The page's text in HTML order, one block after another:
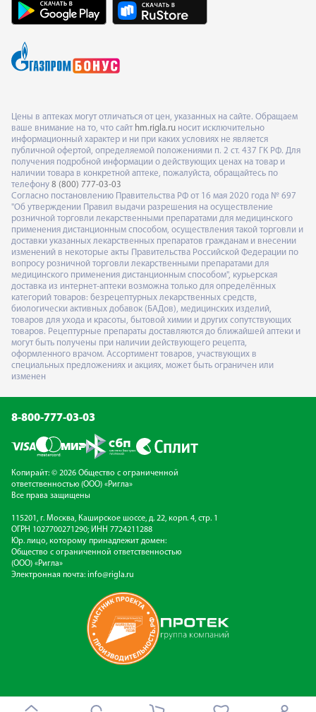
Цены в аптеках могут отличаться от цен, указанных на сайте. Обращаем
ваше внимание на то, что сайт hm.rigla.ru носит исключительно
информационный характер и ни при каких условиях не является
публичной офертой, определяемой положениями п. 2 ст. 437 ГК РФ. Для
получения подробной информации о действующих ценах на товар и
наличии товара в конкретной аптеке, пожалуйста, обращайтесь по
телефону 8 (800) 777-03-03
Согласно постановлению Правительства РФ от 16 мая 2020 года № 697
"Об утверждении Правил выдачи разрешения на осуществление
розничной торговли лекарственными препаратами для медицинского
применения дистанционным способом, осуществления такой торговли и
доставки указанных лекарственных препаратов гражданам и внесении
изменений в некоторые акты Правительства Российской Федерации по
вопросу розничной торговли лекарственными препаратами для
медицинского применения дистанционным способом", курьерская
доставка из интернет-аптеки возможна только для определённых
категорий товаров: безрецептурных лекарственных средств,
биологически активных добавок (БАДов), медицинских изделий,
товаров для ухода и красоты, бытовой химии и других сопутствующих
товаров. Рецептурные препараты доставляются до ближайшей аптеки и
могут быть получены при наличии действующего рецепта,
оформленного врачом. Ассортимент товаров, участвующих в
специальных предложениях и акциях, может быть ограничен или
изменен
8-800-777-03-03
Копирайт: © 2026 Общество с ограниченной
ответственностью (ООО) «Ригла»
Все права защищены
115201, г. Москва, Каширское шоссе, д. 22, корп. 4, стр. 1
ОГРН 1027700271290; ИНН 7724211288
Юр. лицо, которому принадлежит домен:
Общество с ограниченной ответственностью
(ООО) «Ригла»
Электронная почта: info@rigla.ru